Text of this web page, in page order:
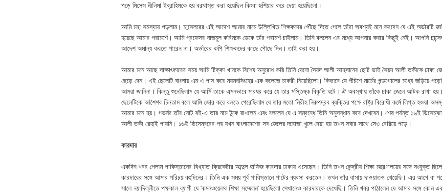
পড়ে মিসেস নীলিমা ইব্রাহিমকে হয় বরখাস্ত করা হয়েছিল কিংবা হুশিয়ার করে দেয়া হয়েছিলো।
আমি মহা সমস্যায় পড়লাম। চান্সেলরের এই আদেশ আমার নামে উল্লিখিত শিক্ষকদের পৌঁছে দিতে গেলে তাঁরা অবশ্যই মনে করবেন যে এই অর্ডারটি
হয়েছে আমার পরামর্শে। আমি প্রফেসর নাজমুল করিমকে ডেকে তাঁর পরামর্শ চাইলাম। তিনি বললেন এর মধ্যে আপনার করার কিছুই নেই। আপনি
আদেশ অমান্য করতে পারেন না। অর্ডারের কপি শিক্ষকদের কাছে পৌছে দিন। তাই করা হয়।
আমার মনে আছে সাক্ষাৎকারের সময় আমি টিক্কা খানকে বিশেষ অনুরোধ করি তিনি যেনো সৈয়দ আলী আহসানের ছোট ভাই সৈয়দ আলী তকীকে ঢাকা
ছেড়ে দেন। এই ছেলেটি বাংলায় এম এ পাস করে ময়মনসিংহের এক কলেজে চাকরী নিয়েছিলো। কিভাবে যে পঁচিশে মার্চের গন্ডগোলের মধ্যে জড়িয়ে
আমরা জানিনা। কিন্তু শুনেছিলাম যে আর্মি তাকে এমনভাবে মারধর করে যে তার মস্তিষ্ক বিকৃতি ঘটে। ঐ অবস্থায় তাঁকে ঢাকা জেলে আটক রাখা হয়।
ছেলেটিকে আশৈশব চিনতাম বলে আমি জোর করে বলতে পেরেছিলাম যে তার মতো নিরীহ নিরুপদ্রব ব্যক্তির পক্ষে রাষ্ট্র বিরোধী কর্মে লিপ্ত হওয়া
আমার মনে হয়। গভর্নর তাঁর নোট বই-এ তার নাম টুকে রাখলেন এবং বললেন যে এ সম্বন্ধে তিনি অনুসন্ধান করে দেখবেন। শেষ পর্যন্ত ১৬ই
আলী তকী রেহাই পায়নি। ১৬ই ডিসেম্বরের পর যখন বাংলাদেশের সব জেলের দরোজা খুলে দেয়া হয় তখন সবার সাথে সেও বেরিয়ে পড়ে।
কারদার
একদিন খবর পেলাম পাকিস্তানের বিখ্যাত ক্রিকেটার আব্দুল হাফিজ কারদার ঢাকায় এসেছেন। তিনি তখন কেন্দ্রীয় শিক্ষা মন্ত্রণালয়ের সঙ্গে সংযুক্ত
কারদারের সঙ্গে আমার পরিচয় বহুদিনের। তিনি এক সময় পূর্ব পাবিস্তানে পাটের ব্যবসা করতেন। তখন তাঁর বাসায় দাওয়াতও খেয়েছি। এর আগে বা
সালে নয়াদিল্লীতে পক্ষকাল ব্যাপী যে ‘কমনওয়েলথ শিক্ষা সম্মেলন’ হয়েছিলো সেখানেও কারদারকে দেখেছি। তিনি খবর পাঠালেন যে আমার সঙ্গে কোন